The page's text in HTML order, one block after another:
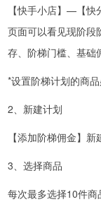
【快手小店】—【
页面可以看见现阶段
存、阶梯门槛、基础
*设置阶梯计划的商
2、新建计划
【添加阶梯佣金】
3、选择商品
每次最多选择10件商